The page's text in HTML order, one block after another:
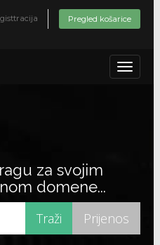
Pregled košarice
Toggle
za svojim
domene...